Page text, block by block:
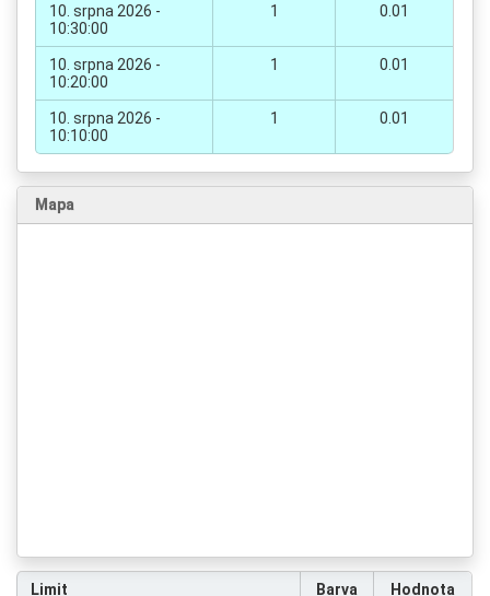
10. srpna 2026 -
10:30:00
1 0.01
10. srpna 2026 -
10:20:00
1 0.01
10. srpna 2026 -
10:10:00
1 0.01
Mapa
Limit Barva Hodnota